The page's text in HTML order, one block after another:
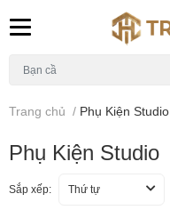
Trang chủ / Phụ Kiện Studio
Phụ Kiện Studio
Sắp xếp: Thứ tự